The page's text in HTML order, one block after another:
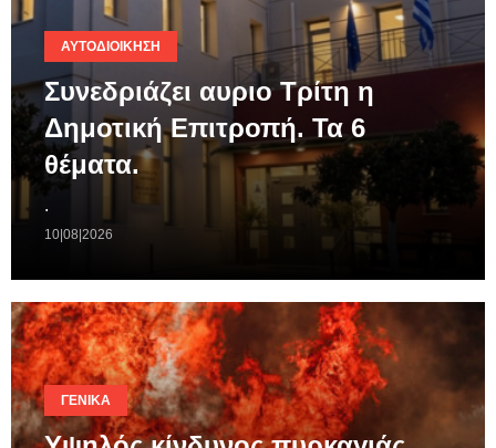
ΑΥΤΟΔΙΟΊΚΗΣΗ
Συνεδριάζει αυριο Τρίτη η
Δημοτική Επιτροπή. Τα 6
θέματα.
.
10|08|2026
ΓΕΝΙΚΆ